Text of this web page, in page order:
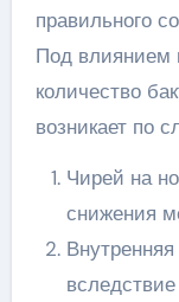
правильного
Под влиянием
количество
возникает по
Чирей на
снижения